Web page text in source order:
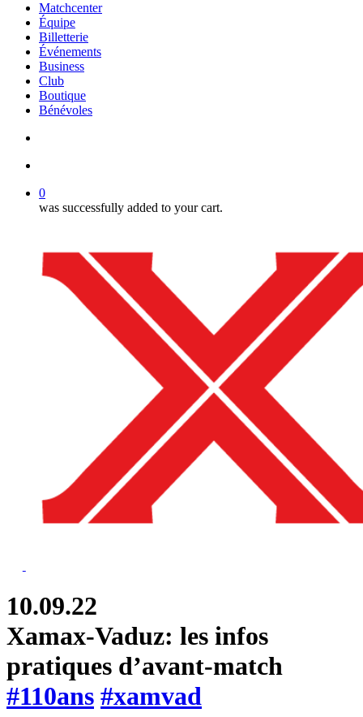
Matchcenter
Équipe
Billetterie
Événements
Business
Club
Boutique
Bénévoles
0
was successfully added to your cart.
10.09.22
Xamax-Vaduz: les infos
pratiques d’avant-match
#110ans #xamvad